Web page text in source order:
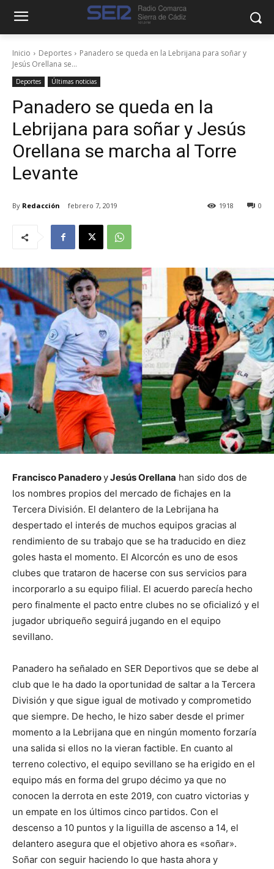
Inicio Deportes
Panadero se queda en la Lebrijana para soñar y
Jesús Orellana se...
Deportes Últimas noticias
Panadero se queda en la
Lebrijana para soñar y Jesús
Orellana se marcha al Torre
Levante
By Redacción febrero 7, 2019 0
1918
Francisco PanaderoyJesús Orellana han sido dos de
los nombres propios del mercado de fichajes en la
Tercera División. El delantero de la Lebrijana ha
despertado el interés de muchos equipos gracias al
rendimiento de su trabajo que se ha traducido en diez
goles hasta el momento. El Alcorcón es uno de esos
clubes que trataron de hacerse con sus servicios para
incorporarlo a su equipo filial. El acuerdo parecía hecho
pero finalmente el pacto entre clubes no se oficializó y el
jugador ubriqueño seguirá jugando en el equipo
sevillano.
Panadero ha señalado en SER Deportivos que se debe al
club que le ha dado la oportunidad de saltar a la Tercera
División y que sigue igual de motivado y comprometido
que siempre. De hecho, le hizo saber desde el primer
momento a la Lebrijana que en ningún momento forzaría
una salida si ellos no la vieran factible. En cuanto al
terreno colectivo, el equipo sevillano se ha erigido en el
equipo más en forma del grupo décimo ya que no
conocen la derrota en este 2019, con cuatro victorias y
un empate en los últimos cinco partidos. Con el
descenso a 10 puntos y la liguilla de ascenso a 14, el
delantero asegura que el objetivo ahora es «soñar».
Soñar con seguir haciendo lo que hasta ahora y